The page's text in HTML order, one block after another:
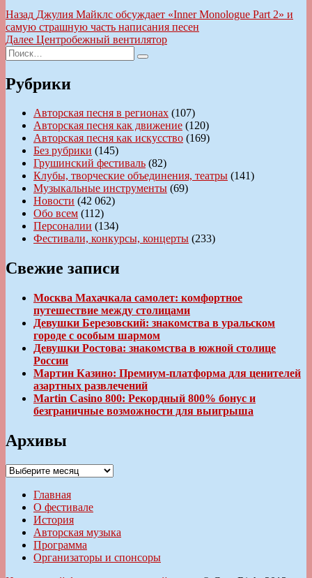
Навигация
по
записям
Назад Предыдущая
запись:
Джулия Майклс обсуждает «Inner Monologue Part 2» и
самую страшную часть написания песен
Далее Следующая
Центробежный вентилятор
Искать:
Поиск
Рубрики
Авторская песня в регионах (107)
Авторская песня как движение (120)
Авторская песня как искусство (169)
Без рубрики (145)
Грушинский фестиваль (82)
Клубы, творческие объединения, театры (141)
Музыкальные инструменты (69)
Новости (42 062)
Обо всем (112)
Персоналии (134)
Фестивали, конкурсы, концерты (233)
Свежие записи
Москва Махачкала самолет: комфортное
путешествие между столицами
Девушки Березовский: знакомства в уральском
городе с особым шармом
Девушки Ростова: знакомства в южной столице
России
Мартин Казино: Премиум-платформа для ценителей
азартных развлечений
Martin Casino 800: Рекордный 800% бонус и
безграничные возможности для выигрыша
Архивы
Архивы
Главная
О фестивале
История
Авторская музыка
Программа
Организаторы и спонсоры